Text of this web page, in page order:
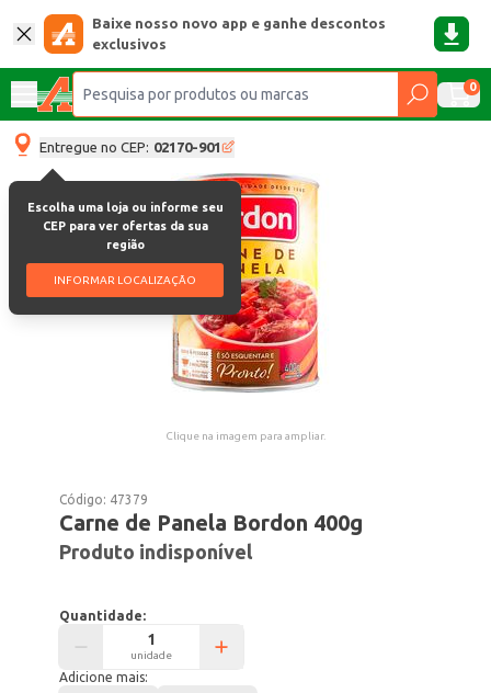
Baixe nosso novo app e ganhe descontos
exclusivos
0
Entregue no CEP: 02170-901
Escolha uma loja ou informe seu
CEP para ver ofertas da sua
região
INFORMAR LOCALIZAÇÃO
Clique na imagem para ampliar.
Código: 47379
Carne de Panela Bordon 400g
Produto indisponível
Quantidade:
unidade
Adicione mais: